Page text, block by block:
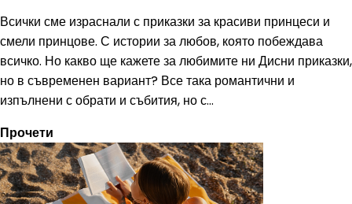
Всички сме израснали с приказки за красиви принцеси и
смели принцове. С истории за любов, която побеждава
всичко. Но какво ще кажете за любимите ни Дисни приказки,
но в съвременен вариант? Все така романтични и
изпълнени с обрати и събития, но с...
Прочети